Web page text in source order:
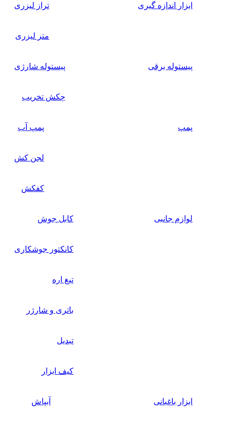
ابزار اندازه گیری تراز لیزری
متر لیزری
پیستوله برقی پیستوله شارژی
چکش تخریب
پمپ پمپ آب
لجن کش
کفکش
لوازم جانبی کابل جوش
کانکتور جوشکاری
تیغ اره
باتری و شارژر
تبدیل
کیف ابزار
ابزار باغبانی آبپاش